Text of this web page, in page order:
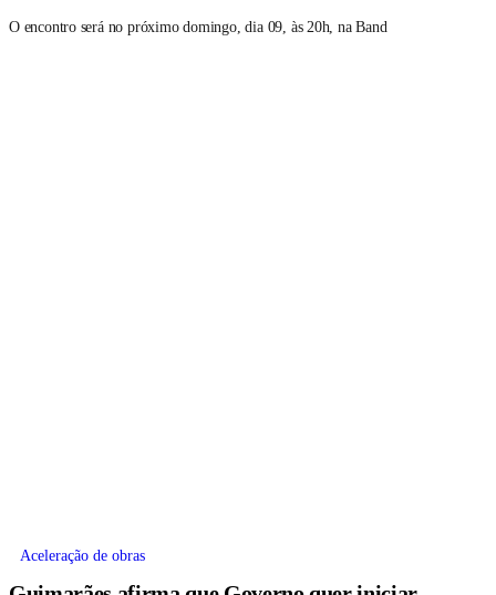
O encontro será no próximo domingo, dia 09, às 20h, na Band
Aceleração de obras